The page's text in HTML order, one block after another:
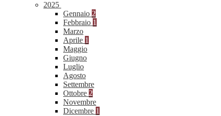
2025
Gennaio 2
Febbraio 1
Marzo
Aprile 1
Maggio
Giugno
Luglio
Agosto
Settembre
Ottobre 2
Novembre
Dicembre 1